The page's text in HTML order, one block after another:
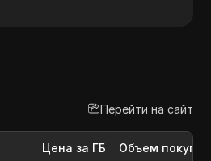
безопасности, Soax
Компания
Перейти на сайт
Цена за ГБ Объем покупки